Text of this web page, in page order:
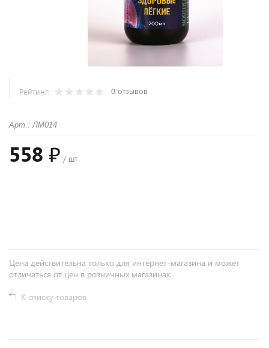
Рейтинг: 0 отзывов
Арт.: ЛМ014
558 ₽ / шт
Цена действительна только для интернет-магазина и может
отличаться от цен в розничных магазинах.
К списку товаров